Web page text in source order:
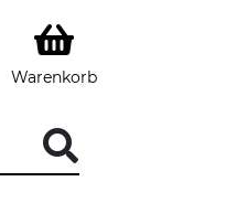
Warenkorb